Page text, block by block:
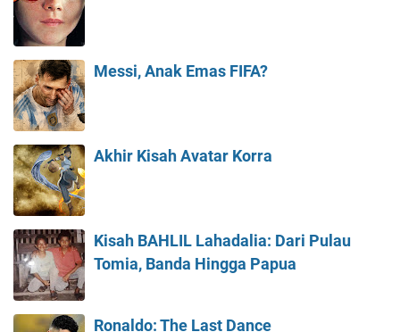
Messi, Anak Emas FIFA?
Akhir Kisah Avatar Korra
Kisah BAHLIL Lahadalia: Dari Pulau
Tomia, Banda Hingga Papua
Ronaldo: The Last Dance